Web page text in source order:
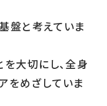
盤と考えていま
大切にし、全身
をめざしていま